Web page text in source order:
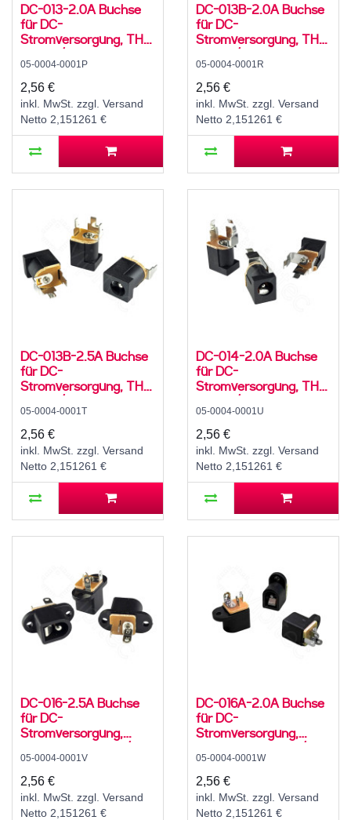
DC-013-2.0A Buchse
für DC-
Stromversorgung, THT,
für 5,5 / 2,1 mm
Hohlstecker, 30 V, 500
mA, 0°, -20..70 °C
05-0004-0001P
2,56 €
inkl. MwSt. zzgl. Versand
Netto 2,151261 €
DC-013B-2.0A Buchse
für DC-
Stromversorgung, THT,
für 5,5 / 2,1 mm
Hohlstecker, 30 V, 500
mA, 0°, -20..70 °C
05-0004-0001R
2,56 €
inkl. MwSt. zzgl. Versand
Netto 2,151261 €
DC-013B-2.5A Buchse
für DC-
Stromversorgung, THT,
für 5,5 / 2,5 mm
Hohlstecker, 30 V, 500
mA, 0°, -20..70 °C
05-0004-0001T
2,56 €
inkl. MwSt. zzgl. Versand
Netto 2,151261 €
DC-014-2.0A Buchse
für DC-
Stromversorgung, THT,
für 5,5 / 2,1 mm
Hohlstecker, 30 V, 500
mA, 0°, -20..70 °C
05-0004-0001U
2,56 €
inkl. MwSt. zzgl. Versand
Netto 2,151261 €
DC-016-2.5A Buchse
für DC-
Stromversorgung,
Lötfahnen, für 5,5 / 2,5
mm Hohlstecker, 30 V,
500 mA, 0°, -20..70 °C
05-0004-0001V
2,56 €
inkl. MwSt. zzgl. Versand
Netto 2,151261 €
DC-016A-2.0A Buchse
für DC-
Stromversorgung,
Lötfahnen, für 5,5 / 2,1
mm Hohlstecker, 30 V,
500 mA, 0°, -20..70 °C
05-0004-0001W
2,56 €
inkl. MwSt. zzgl. Versand
Netto 2,151261 €